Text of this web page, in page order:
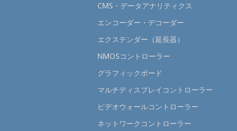
CMS・データアナリティクス
エンコーダー・デコーダー
エクステンダー（延長器）
NMOSコントローラー
グラフィックボード
マルチディスプレイコントローラー
ビデオウォールコントローラー
ネットワークコントローラー